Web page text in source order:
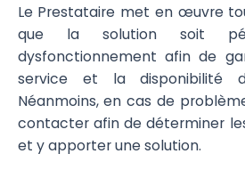
Le Prestataire met en œuvre
que la solution soit
dysfonctionnement afin de
service et la disponibilité
Néanmoins, en cas de
contacter afin de déterminer
et y apporter une solution.